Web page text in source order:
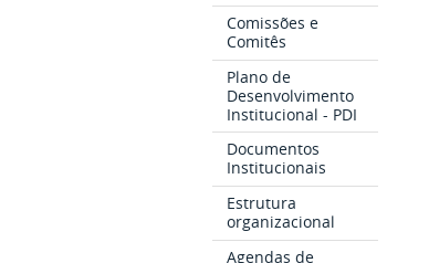
Comissões e
Comitês
Plano de
Desenvolvimento
Institucional - PDI
Documentos
Institucionais
Estrutura
organizacional
Agendas de